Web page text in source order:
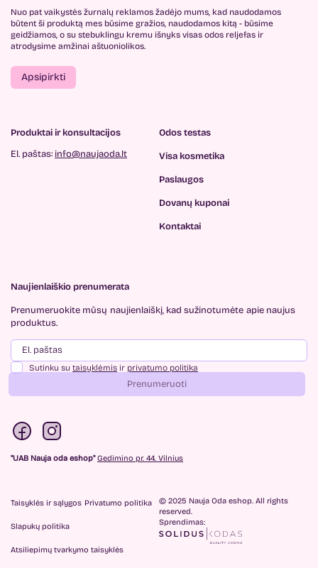
Nuo pat vaikystės žurnalų reklamos žadėjo mums, kad naudodamos
būtent ši produktą mes būsime gražios, naudodamos kitą - būsime
geidžiamos, o su stebuklingu kremu išnyks visas odos reljefas ir
atrodysime amžinai aštuoniolikos.
Apsipirkti
Produktai ir konsultacijos
El. paštas: info@naujaoda.lt
Odos testas
Visa kosmetika
Paslaugos
Dovanų kuponai
Kontaktai
Naujienlaiškio prenumerata
Prenumeruokite mūsų naujienlaiškį, kad sužinotumėte apie naujus
produktus.
Sutinku su taisyklėmis ir privatumo politika
Prenumeruoti
"UAB Nauja oda eshop" Gedimino pr. 44. Vilnius
Taisyklės ir sąlygos Privatumo politika
Slapukų politika
Atsiliepimų tvarkymo taisyklės
© 2025 Nauja Oda eshop. All rights
reserved.
Sprendimas: